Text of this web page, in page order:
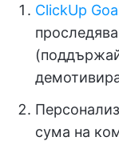
ClickUp
сума на